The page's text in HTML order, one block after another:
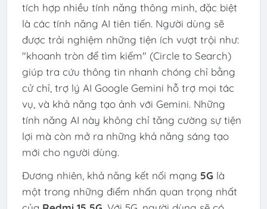
tích hợp nhiều tính năng thông minh, đặc biệt
là các tính năng AI tiên tiến. Người dùng sẽ
được trải nghiệm những tiện ích vượt trội như:
"khoanh tròn để tìm kiếm" (Circle to Search)
giúp tra cứu thông tin nhanh chóng chỉ bằng
cử chỉ, trợ lý AI Google Gemini hỗ trợ mọi tác
vụ, và khả năng tạo ảnh với Gemini. Những
tính năng AI này không chỉ tăng cường sự tiện
lợi mà còn mở ra những khả năng sáng tạo
mới cho người dùng.
Đương nhiên, khả năng kết nối mạng 5G là
một trong những điểm nhấn quan trọng nhất